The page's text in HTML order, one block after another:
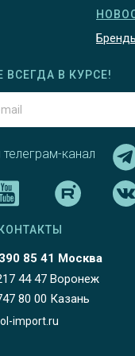
канал
ВСЕГДА В КУРСЕ!
85 41 Москва
44 47 Воронеж
80 00 Казань
import.ru